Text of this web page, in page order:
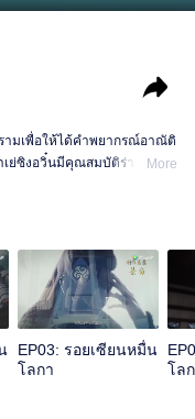
ามเพื่อให้ได้คำพยากรณ์อาณัติ
เย่ซิงอวิ๋นมีคุณสมบัติร่างกายMore
EP03: รอยเซียนหมื่น
โลกา
โล